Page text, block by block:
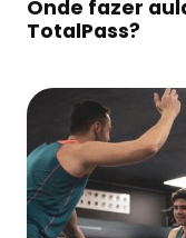
Onde fazer
TotalPass?